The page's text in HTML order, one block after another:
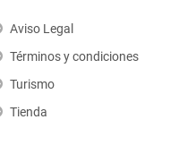
Aviso Legal
Términos y condiciones
Turismo
Tienda